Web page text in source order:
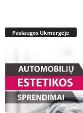
Paslaugos Ukmergėje